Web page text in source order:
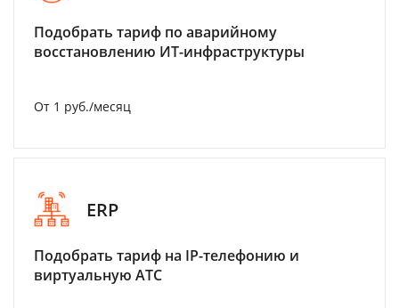
Подобрать тариф по аварийному
восстановлению ИТ-инфраструктуры
От 1 руб./месяц
ERP
Подобрать тариф на IP-телефонию и
виртуальную АТС